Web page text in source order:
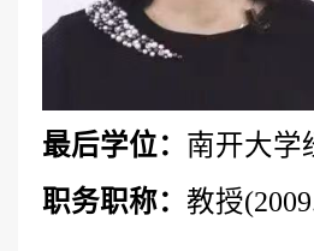
最后学位： 南开大学
职务职称： 教授